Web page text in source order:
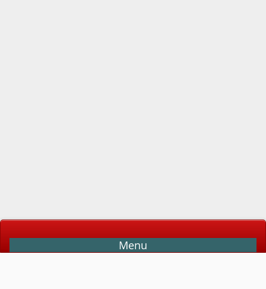
Menu